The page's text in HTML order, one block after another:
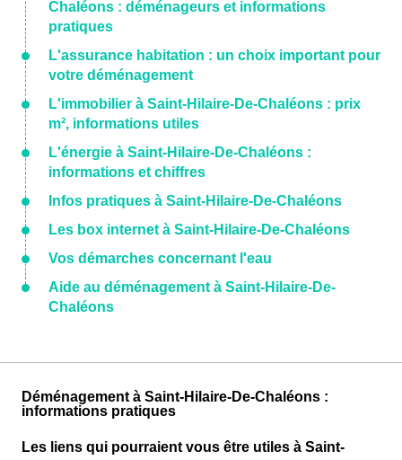
Chaléons : déménageurs et informations
pratiques
L'assurance habitation : un choix important pour
votre déménagement
L'immobilier à Saint-Hilaire-De-Chaléons : prix
m², informations utiles
L'énergie à Saint-Hilaire-De-Chaléons :
informations et chiffres
Infos pratiques à Saint-Hilaire-De-Chaléons
Les box internet à Saint-Hilaire-De-Chaléons
Vos démarches concernant l'eau
Aide au déménagement à Saint-Hilaire-De-
Chaléons
Déménagement à Saint-Hilaire-De-Chaléons :
informations pratiques
Les liens qui pourraient vous être utiles à Saint-